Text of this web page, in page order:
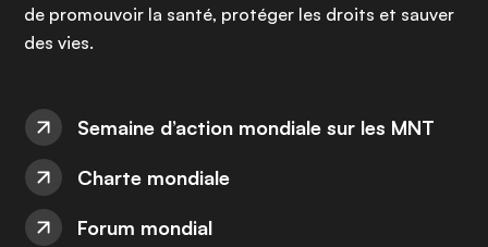
de promouvoir la santé, protéger les droits et sauver
des vies.
Semaine d’action mondiale sur les MNT
Charte mondiale
Forum mondial